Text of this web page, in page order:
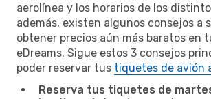
aerolínea y los horarios de los
además, existen algunos consejos a
obtener precios aún más baratos en
eDreams. Sigue estos 3 consejos
poder reservar tus tiquetes de avión
Reserva tus tiquetes de